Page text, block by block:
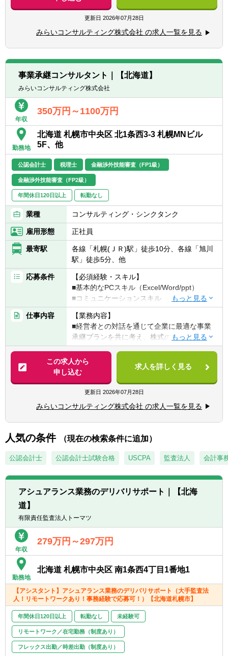
■税理士/実務経験3年以上（一般事業会社経験
尚可）
■税理士試験2科目以上合格者/実務経験5年以
■公認会計士短答式試験合格者/実務経験3年以
上（一般事業会社経験者尚可）
■中小企業診断士/実務経験3年以上
機関・証券会社勤務者の方歓迎
■（～40代）組織再編等のプロジェクトマネ
ジャー経験者歓迎
■個人プレーでなくチームで取組む体制に魅
力を感じる方
■できることの幅を拡げたい、ゼネラリスト
志向の方
■同社HPもご覧いただいた上で、「人」「お
客様」等、同社の考え方に共感いただける方
■お客さま（経営者や経営企画室）との対話
を通じて企業に最適な組織再編のプランを共
に考え、幅広い視点でお客様の成長の”実
現”を支援します。
■組織再編の実施により顕在化するさまざま
な課題に対して、公認会計士・税理士・社会
保険労務士・司法書士などの専門家チ ームを
を行いながら、最適な組織再編プランを作成
業務、M&A業務（FA業務やPMI業務）にも携
わっていただくことができます。
更新日 2026年07月28日
みらいコンサルティング株式会社 の求人一覧を見る
事業承継コンサルタント｜【北海道】
みらいコンサルティング株式会社
年収
350万円～1100万円
勤務地
北海道 札幌市中央区 北1条西3-3 札幌MNビル
5F、他
公認会計士 税理士 金融渉外技能審査（FP1級）
金融渉外技能審査（FP2級）
年間休日120日以上 転勤なし
業種 コンサルティング・シンクタンク
雇用形態 正社員
最寄駅
各線「札幌(ＪＲ)駅」徒歩10分、各線「旭川
駅」徒歩5分、他
応募条件
【必須経験・スキル】
■基本的なPCスキル（Excel/Word/ppt）
■コミュニケーションスキル
■税理士/実務経験3年以上（一般事業会社経験
尚可）
■税理士試験2科目以上合格者/実務経験5年以
上（一般事業会社経験者尚可）
■公認会計士/実務経験3年以上
■公認会計士短答式試験合格者/実務経験3年以
上（一般事業会社経験者尚可）
■フィナンシャルプランナー（2級、1級尚
可）/実務経験3年以上
※上記資格がある方以外にも募集しておりま
【歓迎経験・スキル】
機関・証券会社勤務者の方
【求める人物像】
■個人プレーでなくチームで取組む体制に魅
志向の方
客様」等、同社の考え方に共感いただける方
仕事内容
【業務内容】
■経営者との対話を通じて企業に最適な事業
承継プランを共に考え、株式の承継のみなら
ず、幅広い視点でお客さまの成長の”実現”を
支援します。
【具体的に】
■事業承継支援
・地域に拠点を置くファミリービジネス企業
から、IPOを目指す成長企業まで、幅広い業
種・企業規模のクライアントがいます。
・経営者との対話を通じて企業に最適な事業
承継プランを共に考え、株式の承継のみなら
ず、幅広い視点でお客様の成長の”実現”を支
顕在化するさまざまな経営課題に、公認会計
士・税理士・社会保険労務士・司法書士など
の専門家がお客さまに合わせたプロジェクト
ドバイスを行いながら、最適な承継プランを
作成します。
・その他、決算支援、財務顧問、組織再編、
この求人から
申し込む
求人を詳しく見る
更新日 2026年07月28日
みらいコンサルティング株式会社 の求人一覧を見る
人気の条件 （現在の検索条件に追加）
公認会計士 公認会計士試験合格 USCPA 監査法人 会計事
アシュアランス業務のデリバリサポート｜【北海
道】
有限責任監査法人トーマツ
年収
279万円～297万円
勤務地
北海道 札幌市中央区 南1条西4丁目1番地1
【アシスタント】アシュアランス業務のデリバリサポート（大手監査法
人！リモートワークあり！事務経験で応募可！）【北海道札幌市】
年間休日120日以上 転勤なし 未経験可
リモートワーク／在宅勤務（制度あり）
フレックス出勤／時差出勤（制度あり）